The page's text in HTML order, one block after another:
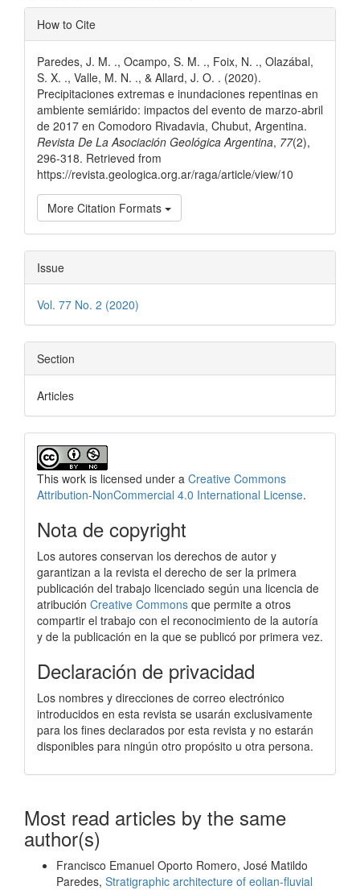
Article
Details
How to Cite
Paredes, J. M. ., Ocampo, S. M. ., Foix, N. ., Olazábal,
S. X. ., Valle, M. N. ., & Allard, J. O. . (2020).
Precipitaciones extremas e inundaciones repentinas en
ambiente semiárido: impactos del evento de marzo-abril
de 2017 en Comodoro Rivadavia, Chubut, Argentina.
Revista De La Asociación Geológica Argentina, 77(2),
296-318. Retrieved from
https://revista.geologica.org.ar/raga/article/view/10
More Citation Formats
Issue
Vol. 77 No. 2 (2020)
Section
Articles
This work is licensed under a Creative Commons
Attribution-NonCommercial 4.0 International License.
Nota de copyright
Los autores conservan los derechos de autor y
garantizan a la revista el derecho de ser la primera
publicación del trabajo licenciado según una licencia de
atribución Creative Commons que permite a otros
compartir el trabajo con el reconocimiento de la autoría
y de la publicación en la que se publicó por primera vez.
Declaración de privacidad
Los nombres y direcciones de correo electrónico
introducidos en esta revista se usarán exclusivamente
para los fines declarados por esta revista y no estarán
disponibles para ningún otro propósito u otra persona.
Most read articles by the same
author(s)
Francisco Emanuel Oporto Romero, José Matildo
Paredes, Stratigraphic architecture of eolian-fluvial